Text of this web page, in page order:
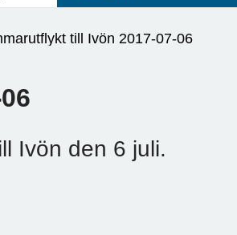
till Ivön 2017-07-06
Ivön den 6 juli.